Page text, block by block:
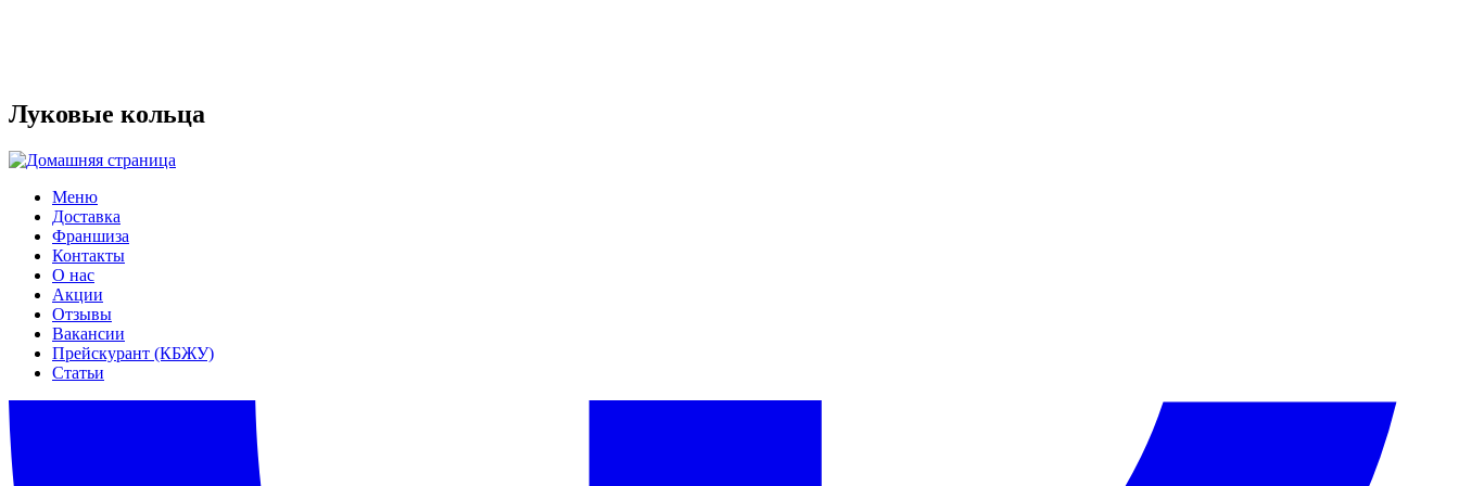
Луковые кольца
Меню
Доставка
Франшиза
Контакты
О нас
Акции
Отзывы
Вакансии
Прейскурант (КБЖУ)
Статьи